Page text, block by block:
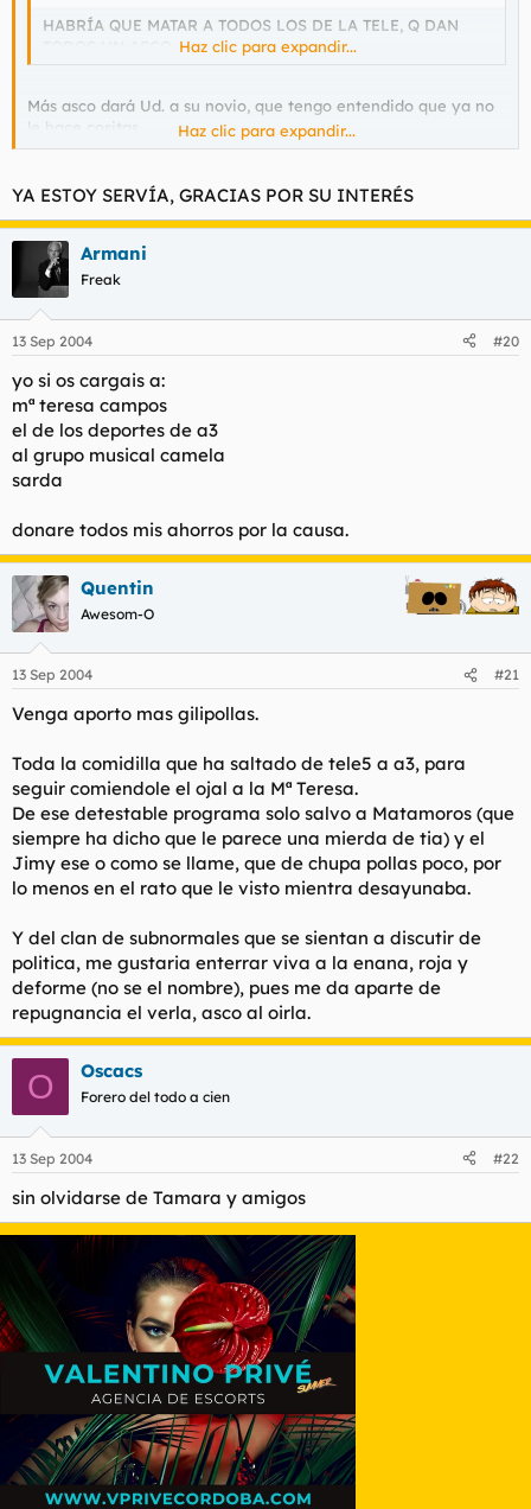
HABRÍA QUE MATAR A TODOS LOS DE LA TELE, Q DAN
TODOS UN ASCO...Haz clic para expandir...
Más asco dará Ud. a su novio, que tengo entendido que ya no
le hace cositas.
GUARRA!
Haz clic para expandir...
YA ESTOY SERVÍA, GRACIAS POR SU INTERÉS
Armani
Freak
13 Sep 2004 #20
yo si os cargais a:
mª teresa campos
el de los deportes de a3
al grupo musical camela
sarda
donare todos mis ahorros por la causa.
Quentin
Awesom-O
13 Sep 2004 #21
Venga aporto mas gilipollas.
Toda la comidilla que ha saltado de tele5 a a3, para
seguir comiendole el ojal a la Mª Teresa.
De ese detestable programa solo salvo a Matamoros (que
siempre ha dicho que le parece una mierda de tia) y el
Jimy ese o como se llame, que de chupa pollas poco, por
lo menos en el rato que le visto mientra desayunaba.
Y del clan de subnormales que se sientan a discutir de
politica, me gustaria enterrar viva a la enana, roja y
deforme (no se el nombre), pues me da aparte de
repugnancia el verla, asco al oirla.
O Oscacs
Forero del todo a cien
13 Sep 2004 #22
sin olvidarse de Tamara y amigos